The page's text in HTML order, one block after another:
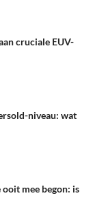
cruciale EUV-
niveau: wat
mee begon: is